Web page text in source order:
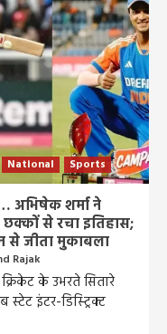
National Sports
अभिषेक शर्मा ने
से रचा इतिहास;
से जीता मुकाबला
Rajak
के उभरते सितारे
इंटर-डिस्ट्रिक्ट